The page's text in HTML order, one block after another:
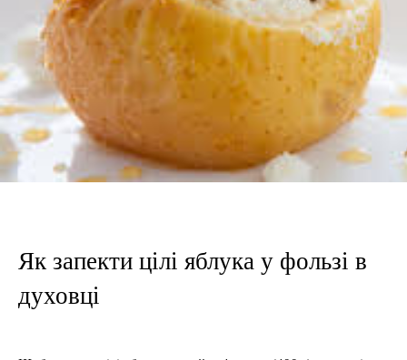
Як запекти цілі яблука у фользі в
духовці